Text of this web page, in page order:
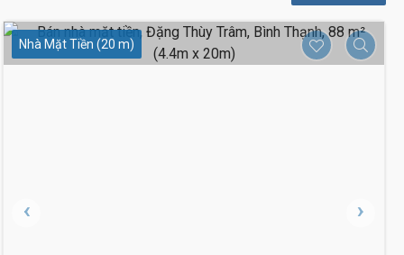
18 Tỷ
Nhà Mặt Tiền (20 m)